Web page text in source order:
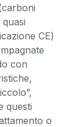
CE)
con
questi
o